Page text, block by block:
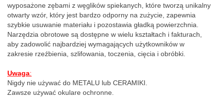
wyposażone zębami z węglików spiekanych, które tworzą unikalny
otwarty wzór, który jest bardzo odporny na zużycie, zapewnia
szybkie usuwanie materiału i pozostawia gładką powierzchnia.
Narzędzia obrotowe są dostępne w wielu kształtach i fakturach,
aby zadowolić najbardziej wymagających użytkowników w
zakresie rzeźbienia, szlifowania, toczenia, cięcia i obróbki.
Uwaga:
Nigdy nie używać do METALU lub CERAMIKI.
Zawsze używać okulare ochronne.